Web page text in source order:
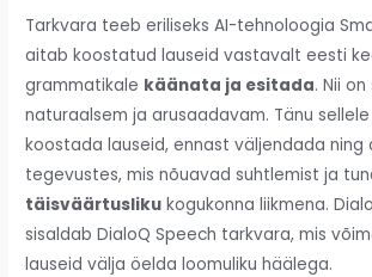
Tarkvara teeb eriliseks AI-tehnoloogia
aitab koostatud lauseid vastavalt eesti
grammatikale käänata ja esitada. Nii
naturaalsem ja arusaadavam. Tänu
koostada lauseid, ennast väljendada ning
tegevustes, mis nõuavad suhtlemist ja
täisväärtusliku kogukonna liikmena.
sisaldab DialoQ Speech tarkvara, mis
lauseid välja öelda loomuliku häälega.